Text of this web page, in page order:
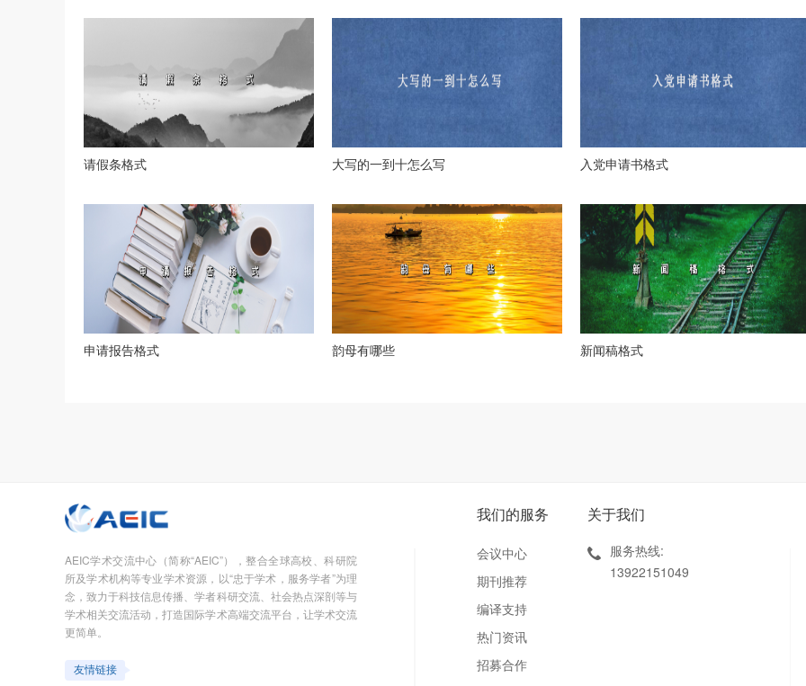
请假条格式 大写的一到十怎么写 入党申请书格式
申请报告格式 韵母有哪些 新闻稿格式
AEIC学术交流中心（简称“AEIC”），整合全球高校、科研院
所及学术机构等专业学术资源，以“忠于学术，服务学者”为理
念，致力于科技信息传播、学者科研交流、社会热点深剖等与
学术相关交流活动，打造国际学术高端交流平台，让学术交流
更简单。
友情链接
我们的服务
会议中心
期刊推荐
编译支持
热门资讯
招募合作
关于我们
服务热线:
13922151049